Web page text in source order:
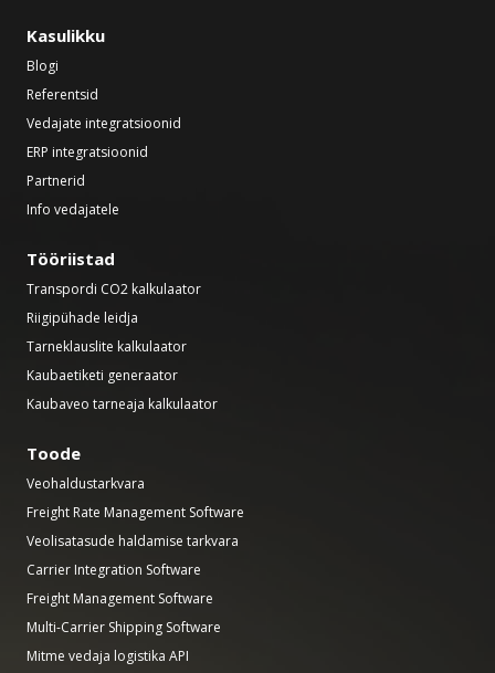
Kasulikku
Blogi
Referentsid
Vedajate integratsioonid
ERP integratsioonid
Partnerid
Info vedajatele
Tööriistad
Transpordi CO2 kalkulaator
Riigipühade leidja
Tarneklauslite kalkulaator
Kaubaetiketi generaator
Kaubaveo tarneaja kalkulaator
Toode
Veohaldustarkvara
Freight Rate Management Software
Veolisatasude haldamise tarkvara
Carrier Integration Software
Freight Management Software
Multi-Carrier Shipping Software
Mitme vedaja logistika API